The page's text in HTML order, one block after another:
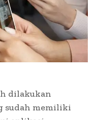
dilakukan
sudah memiliki